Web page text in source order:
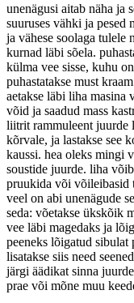
unenägusi aitab näha ja
suuruses vähki ja pesed
ja vähese soolaga tulele
kurnad läbi sõela.
külma vee sisse, kuhu
puhastatakse must
aetakse läbi liha masina
võid ja saadud mass
liitrit rammuleent juurde
kõrvale, ja lastakse see
kaussi. hea oleks mingi
soustide juurde. liha
pruukida või võileibasid
veel on abi unenägude
seda: võetakse ükskõik
vee läbi magedaks ja
peeneks lõigatud sibulat
lisatakse siis need
järgi äädikat sinna
prae või mõne muu